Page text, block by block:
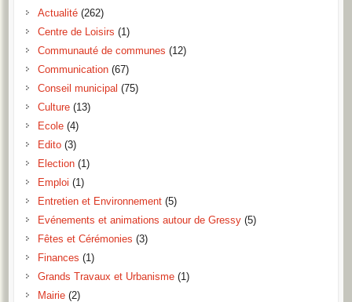
Actualité(262)
Centre de Loisirs (1)
Communauté de communes (12)
Communication(67)
Conseil municipal (75)
Culture(13)
Ecole(4)
Edito(3)
Election(1)
Emploi (1)
Entretien et Environnement(5)
Evénements et animations autour de Gressy(5)
Fêtes et Cérémonies (3)
Finances (1)
Grands Travaux et Urbanisme(1)
Mairie(2)